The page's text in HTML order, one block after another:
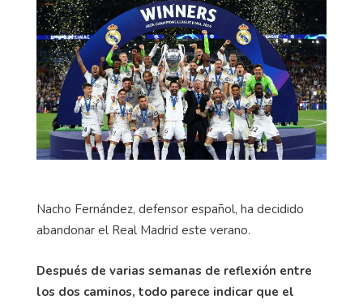
Nacho Fernández, defensor español, ha decidido
abandonar el Real Madrid este verano.
Después de varias semanas de reflexión entre
los dos caminos, todo parece indicar que el